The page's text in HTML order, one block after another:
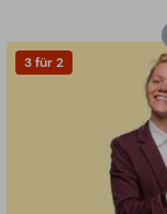
3 für 2